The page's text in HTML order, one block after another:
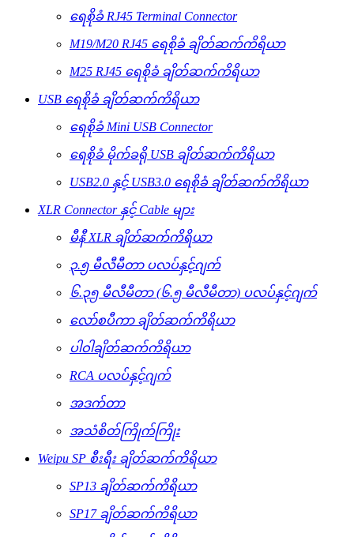
ရေစိုခံ RJ45 Terminal Connector
M19/M20 RJ45 ရေစိုခံ ချိတ်ဆက်ကိရိယာ
M25 RJ45 ရေစိုခံ ချိတ်ဆက်ကိရိယာ
USB ရေစိုခံ ချိတ်ဆက်ကိရိယာ
ရေစိုခံ Mini USB Connector
ရေစိုခံ မိုက်ခရို USB ချိတ်ဆက်ကိရိယာ
USB2.0 နှင့် USB3.0 ရေစိုခံ ချိတ်ဆက်ကိရိယာ
XLR Connector နှင့် Cable များ
မီနီ XLR ချိတ်ဆက်ကိရိယာ
၃.၅ မီလီမီတာ ပလပ်နှင့်ဂျက်
၆.၃၅ မီလီမီတာ (၆.၅ မီလီမီတာ) ပလပ်နှင့်ဂျက်
လော်စပီကာ ချိတ်ဆက်ကိရိယာ
ပါဝါချိတ်ဆက်ကိရိယာ
RCA ပလပ်နှင့်ဂျက်
အဒက်တာ
အသံစိတ်ကြိုက်ကြိုး
Weipu SP စီးရီး ချိတ်ဆက်ကိရိယာ
SP13 ချိတ်ဆက်ကိရိယာ
SP17 ချိတ်ဆက်ကိရိယာ